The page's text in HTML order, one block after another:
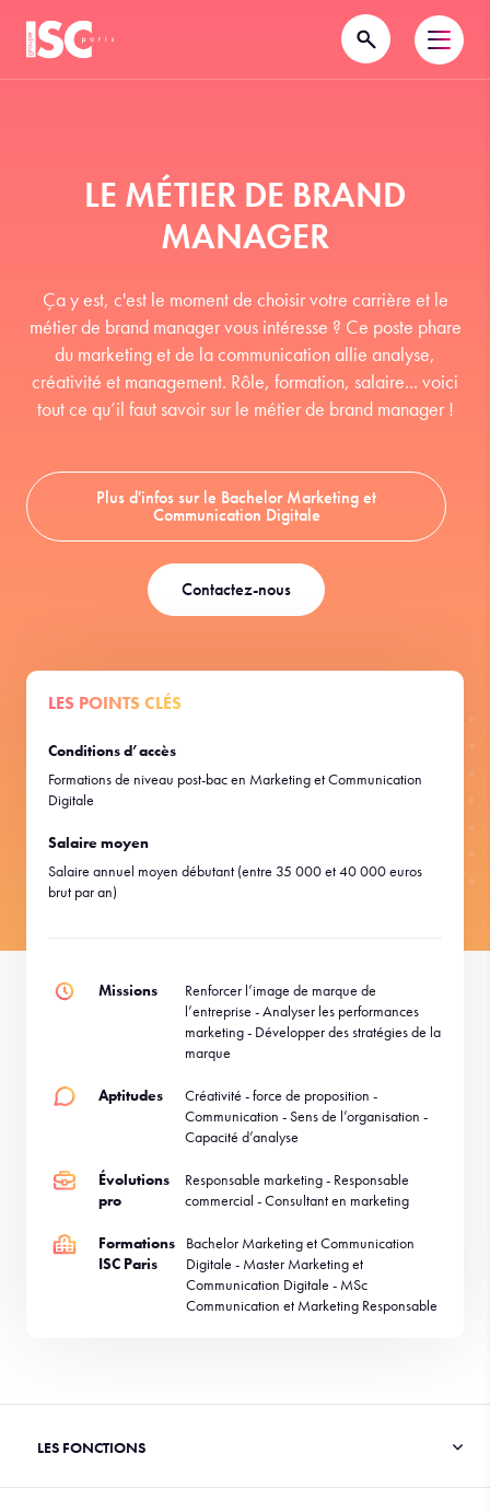
LE MÉTIER DE BRAND
MANAGER
Ça y est, c'est le moment de choisir votre carrière et le
métier de brand manager vous intéresse ? Ce poste phare
du marketing et de la communication allie analyse,
créativité et management. Rôle, formation, salaire... voici
tout ce qu’il faut savoir sur le métier de brand manager !
Plus d'infos sur le Bachelor Marketing et
Communication Digitale
Contactez-nous
LES POINTS CLÉS
Conditions d’accès
Formations de niveau post-bac en Marketing et Communication
Digitale
Salaire moyen
Salaire annuel moyen débutant (entre 35 000 et 40 000 euros
brut par an)
Missions
Renforcer l’image de marque de
l’entreprise - Analyser les performances
marketing - Développer des stratégies de la
marque
Aptitudes
Créativité - force de proposition -
Communication - Sens de l’organisation -
Capacité d’analyse
Évolutions
pro
Responsable marketing - Responsable
commercial - Consultant en marketing
Formations
ISC Paris
Bachelor Marketing et Communication
Digitale - Master Marketing et
Communication Digitale - MSc
Communication et Marketing Responsable